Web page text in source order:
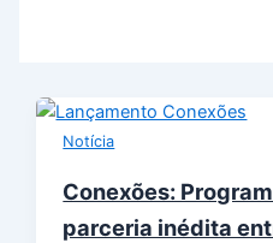
Notícia
Conexões:
parceria inédita